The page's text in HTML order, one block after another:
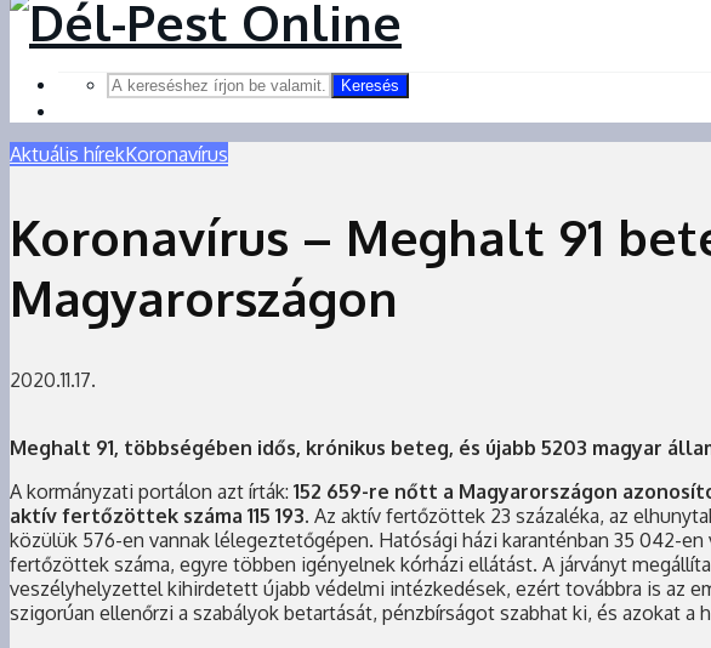
Keresés
Aktuális hírekKoronavírus
Koronavírus – Meghalt 91
Magyarországon
2020.11.17.
Meghalt 91, többségében idős, krónikus beteg, és újabb 5203 magyar
A kormányzati portálon azt írták: 152 659-re nőtt a Magyarországon
aktív fertőzöttek száma 115 193. Az aktív fertőzöttek 23 százaléka, az
közülük 576-en vannak lélegeztetőgépen. Hatósági házi karanténban 35 042-
fertőzöttek száma, egyre többen igényelnek kórházi ellátást. A járványt
veszélyhelyzettel kihirdetett újabb védelmi intézkedések, ezért továbbra is az
szigorúan ellenőrzi a szabályok betartását, pénzbírságot szabhat ki, és azokat a